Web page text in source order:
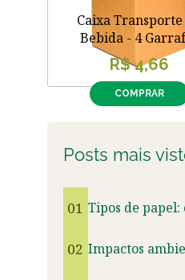
Caixa Transporte
Bebida - 4
R$ 4,66
COMPRAR
Posts mais
01 Tipos de papel:
02 Impactos